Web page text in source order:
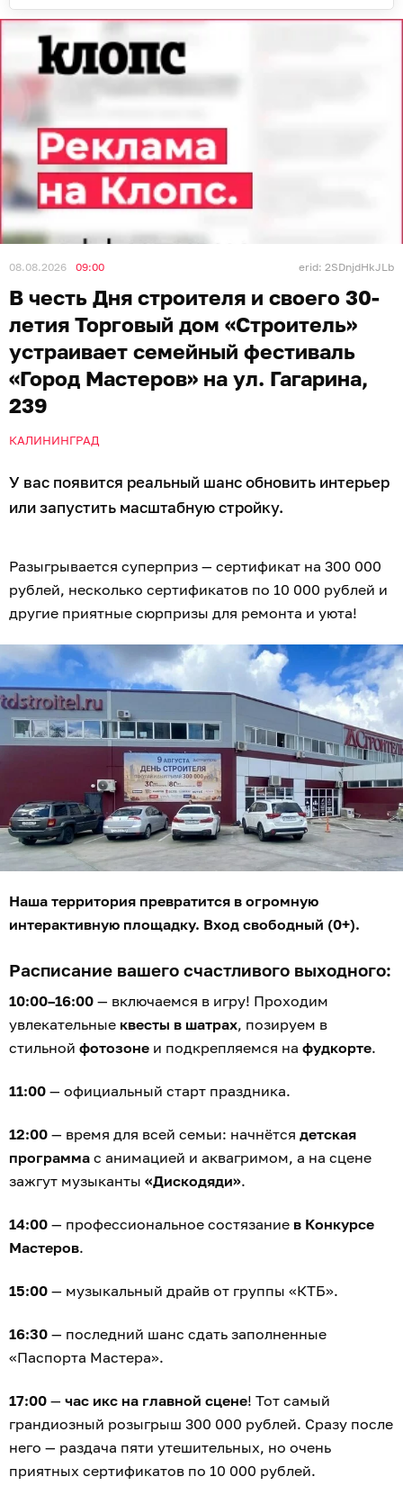
08.08.2026 09:00 erid: 2SDnjdHkJLb
В честь Дня строителя и своего 30-
летия Торговый дом «Строитель»
устраивает семейный фестиваль
«Город Мастеров» на ул. Гагарина,
239
КАЛИНИНГРАД
У вас появится реальный шанс обновить интерьер
или запустить масштабную стройку.
Разыгрывается суперприз — сертификат на 300 000
рублей, несколько сертификатов по 10 000 рублей и
другие приятные сюрпризы для ремонта и уюта!
Наша территория превратится в огромную
интерактивную площадку. Вход свободный (0+).
Расписание вашего счастливого выходного:
10:00–16:00 — включаемся в игру! Проходим
увлекательные квесты в шатрах, позируем в
стильной фотозоне и подкрепляемся на фудкорте.
11:00 — официальный старт праздника.
12:00 — время для всей семьи: начнётся детская
программа с анимацией и аквагримом, а на сцене
зажгут музыканты «Дискодяди».
14:00 — профессиональное состязание в Конкурсе
Мастеров.
15:00 — музыкальный драйв от группы «КТБ».
16:30 — последний шанс сдать заполненные
«Паспорта Мастера».
17:00 — час икс на главной сцене! Тот самый
грандиозный розыгрыш 300 000 рублей. Сразу после
него — раздача пяти утешительных, но очень
приятных сертификатов по 10 000 рублей.